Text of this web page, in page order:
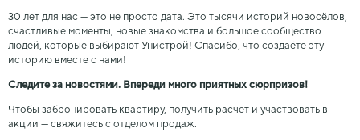
30 лет для нас — это не просто дата. Это тысячи историй новосёлов,
счастливые моменты, новые знакомства и большое сообщество
людей, которые выбирают Унистрой! Спасибо, что создаёте эту
историю вместе с нами!
Следите за новостями. Впереди много приятных сюрпризов!
Чтобы забронировать квартиру, получить расчет и участвовать в
акции — свяжитесь с отделом продаж.